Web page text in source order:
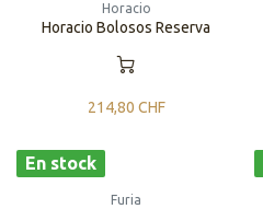
Horacio
Horacio Bolosos Reserva
214,80 CHF
En stock
Furia